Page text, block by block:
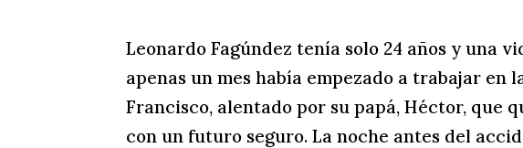
Leonardo Fagúndez tenía solo 24 años y una
apenas un mes había empezado a trabajar en
Francisco, alentado por su papá, Héctor, que
con un futuro seguro. La noche antes del